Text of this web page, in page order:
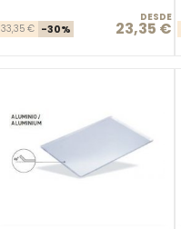
Precio base
33,35 € -30% Precio
DESDE
23,35 €